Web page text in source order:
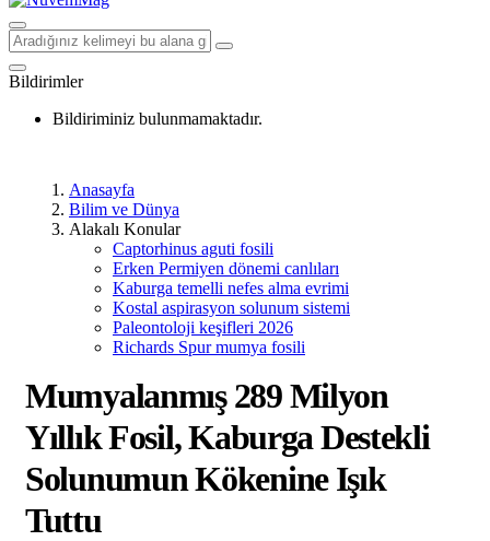
Bildirimler
Bildiriminiz bulunmamaktadır.
Anasayfa
Bilim ve Dünya
Alakalı Konular
Captorhinus aguti fosili
Erken Permiyen dönemi canlıları
Kaburga temelli nefes alma evrimi
Kostal aspirasyon solunum sistemi
Paleontoloji keşifleri 2026
Richards Spur mumya fosili
Mumyalanmış 289 Milyon
Yıllık Fosil, Kaburga Destekli
Solunumun Kökenine Işık
Tuttu